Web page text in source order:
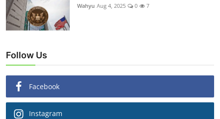
Wahyu Aug 4, 2025 0 7
Follow Us
Facebook
Instagram